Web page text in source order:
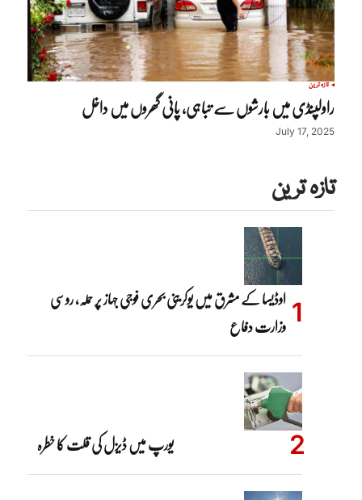
تازہ ترین
راولپنڈی میں بارشوں سے تباہی، پانی گھروں میں داخل
July 17, 2025
تازہ ترین
اوڈیسا کے مشرق میں یوکرینی بحری فوجی جہاز پر حملہ، روسی
وزارت دفاع
یورپ میں ڈیزل کی قلت کا خطرہ